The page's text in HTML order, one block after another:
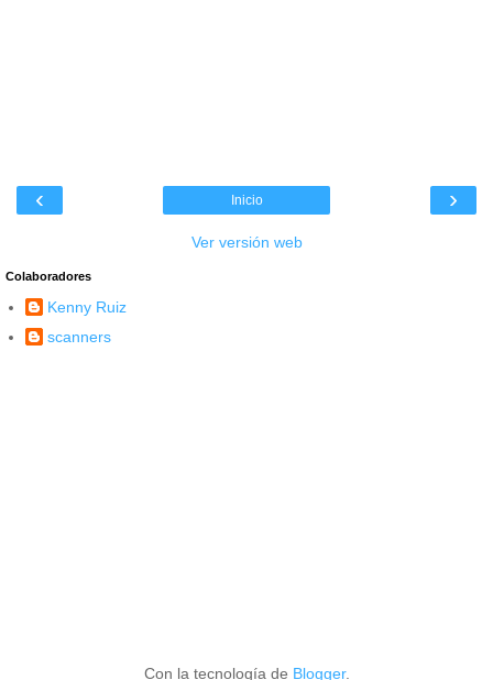
‹ ›
Inicio
Ver versión web
Colaboradores
Kenny Ruiz
scanners
Con la tecnología de Blogger.